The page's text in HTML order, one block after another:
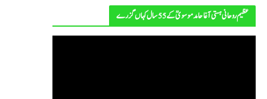
عظیم روحانی ہستی آغا حامد موسویؒ کے 55 سال کہاں گزرے